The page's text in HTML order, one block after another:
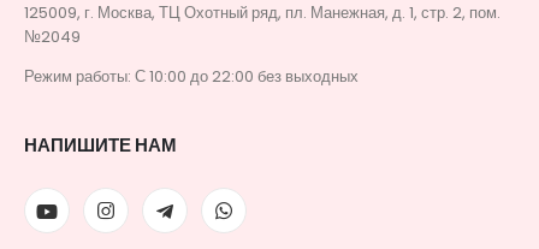
125009, г. Москва, ТЦ Охотный ряд, пл. Манежная, д. 1, стр. 2, пом.
№2049
Режим работы: С 10:00 до 22:00 без выходных
НАПИШИТЕ НАМ